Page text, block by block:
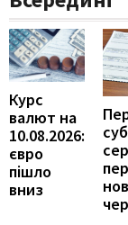
Курс
валют на
10.08.2026:
євро
пішло
вниз